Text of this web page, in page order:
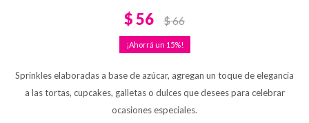
$56 $66
15
Sprinkles elaboradas a base de azúcar, agregan un toque de elegancia
a las tortas, cupcakes, galletas o dulces que desees para celebrar
ocasiones especiales.